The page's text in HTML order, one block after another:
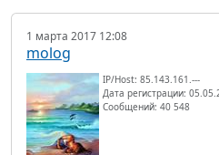
1 марта 2017 12:08
molog
IP/Host: 85.143.161.---
Дата регистрации:
Сообщений: 40 548